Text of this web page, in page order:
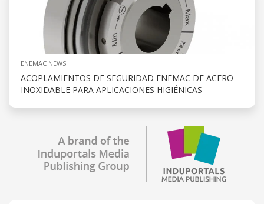
ENEMAC NEWS
ACOPLAMIENTOS DE SEGURIDAD ENEMAC DE ACERO
INOXIDABLE PARA APLICACIONES HIGIÉNICAS